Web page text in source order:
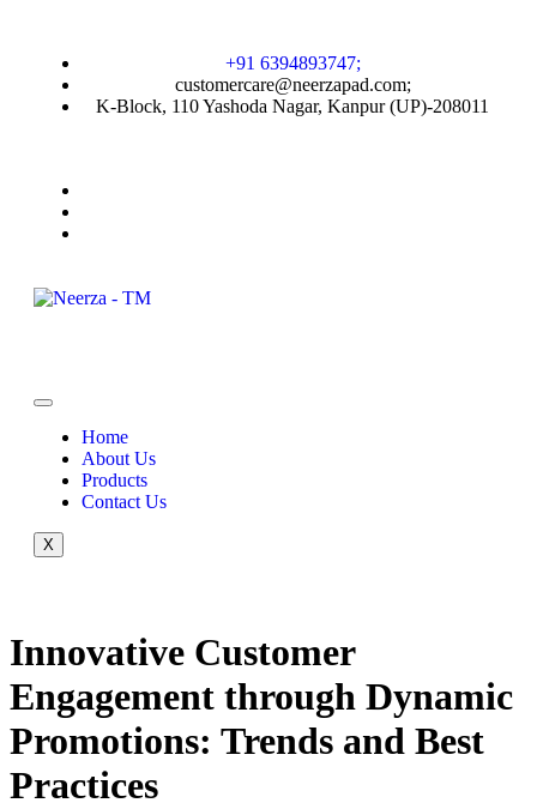
+91 6394893747;
customercare@neerzapad.com;
K-Block, 110 Yashoda Nagar, Kanpur (UP)-208011
Home
About Us
Products
Contact Us
X
Innovative Customer
Engagement through Dynamic
Promotions: Trends and Best
Practices